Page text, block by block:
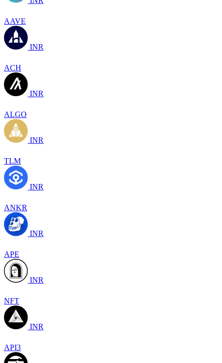
AAVE
INR
ACH
INR
ALGO
INR
TLM
INR
ANKR
INR
APE
INR
NFT
INR
API3